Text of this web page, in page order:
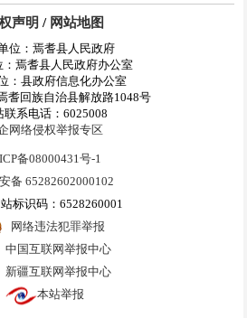
声明 / 网站地图
位：焉耆县人民政府
：焉耆县人民政府办公室
：县政府信息化办公室
耆回族自治县解放路1048号
联系电话：6025008
网络侵权举报专区
备08000431号-1
备 65282602000102
标识码：6528260001
网络违法犯罪举报
中国互联网举报中心
新疆互联网举报中心
本站举报